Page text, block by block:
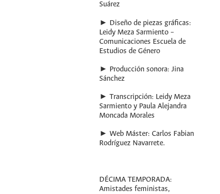
Suárez
► Diseño de piezas gráficas:
Leidy Meza Sarmiento –
Comunicaciones Escuela de
Estudios de Género
► Producción sonora: Jina
Sánchez
► Transcripción: Leidy Meza
Sarmiento y Paula Alejandra
Moncada Morales
► Web Máster: Carlos Fabian
Rodríguez Navarrete.
DÉCIMA TEMPORADA:
Amistades feministas,